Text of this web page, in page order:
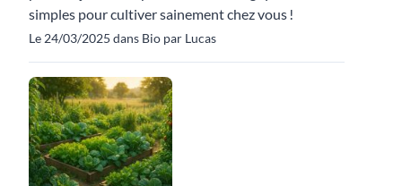
simples pour cultiver sainement chez vous !
Le 24/03/2025 dans Bio par Lucas